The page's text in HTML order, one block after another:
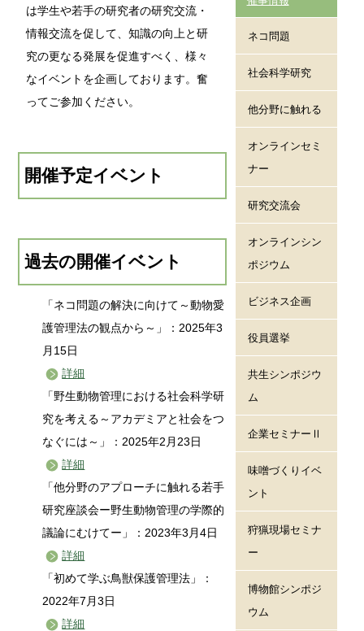
は学生や若手の研究者の研究交流・
情報交流を促して、知識の向上と研
究の更なる発展を促進すべく、様々
なイベントを企画しております。奮
ってご参加ください。
開催予定イベント
過去の開催イベント
「ネコ問題の解決に向けて～動物愛
護管理法の観点から～」：2025年3
月15日
詳細
「野生動物管理における社会科学研
究を考える～アカデミアと社会をつ
なぐには～」：2025年2月23日
詳細
「他分野のアプローチに触れる若手
研究座談会ー野生動物管理の学際的
議論にむけてー」：2023年3月4日
詳細
「初めて学ぶ鳥獣保護管理法」：
2022年7月3日
詳細
ネコ問題
社会科学研究
他分野に触れる
オンラインセミ
ナー
研究交流会
オンラインシン
ポジウム
ビジネス企画
役員選挙
共生シンポジウ
ム
企業セミナーⅡ
味噌づくりイベ
ント
狩猟現場セミナ
ー
博物館シンポジ
ウム